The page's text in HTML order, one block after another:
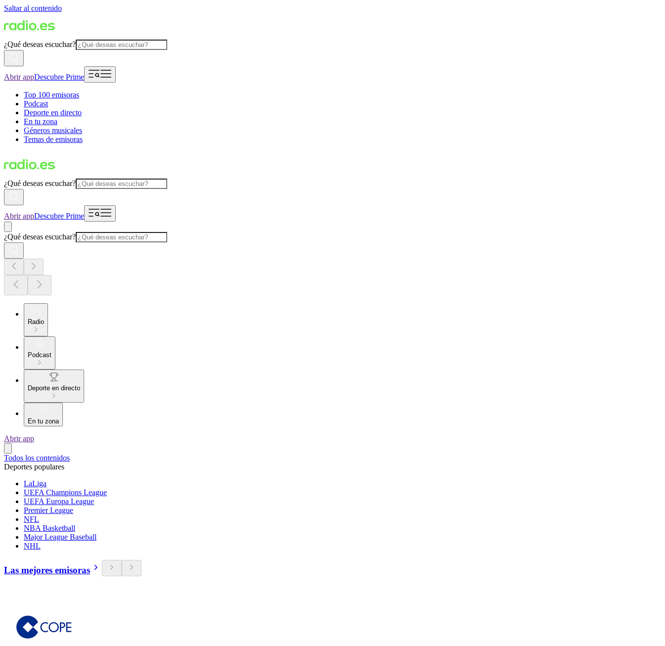
Saltar al contenido
¿Qué deseas escuchar?
Abrir appDescubre Prime
Top 100 emisoras
Podcast
Deporte en directo
En tu zona
Géneros musicales
Temas de emisoras
¿Qué deseas escuchar?
Abrir appDescubre Prime
¿Qué deseas escuchar?
Radio
Podcast
Deporte en directo
En tu zona
Abrir app
Todos los contenidos
Deportes populares
LaLiga
UEFA Champions League
UEFA Europa League
Premier League
NFL
NBA Basketball
Major League Baseball
NHL
Las mejores emisoras